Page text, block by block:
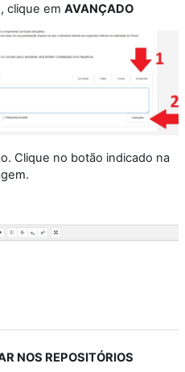
clique em AVANÇADO
Clique no botão indicado na
NOS REPOSITÓRIOS